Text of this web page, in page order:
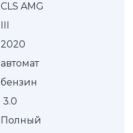
CLS AMG
III
2020
автомат
бензин
3.0
Полный